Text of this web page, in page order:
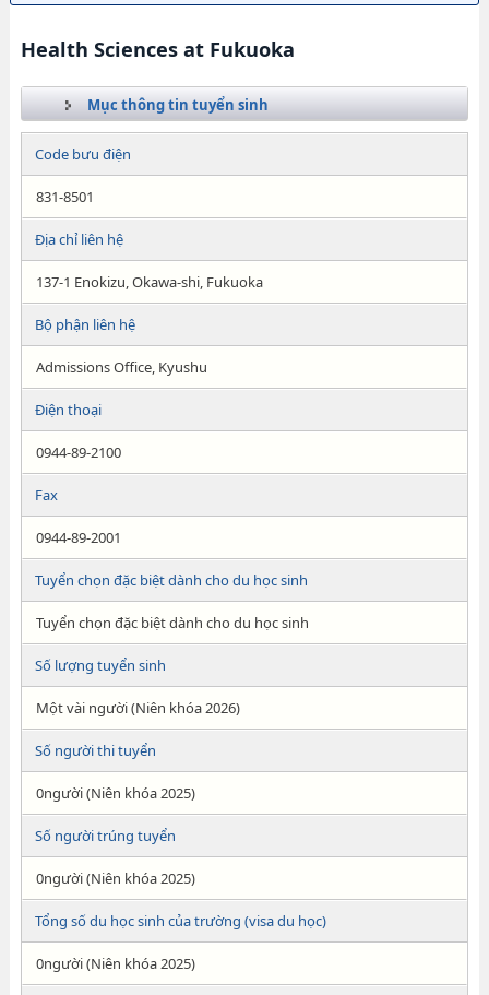
Health Sciences at Fukuoka
Mục thông tin tuyển sinh
Code bưu điện
831-8501
Địa chỉ liên hệ
137-1 Enokizu, Okawa-shi, Fukuoka
Bộ phận liên hệ
Admissions Office, Kyushu
Điện thoại
0944-89-2100
Fax
0944-89-2001
Tuyển chọn đặc biệt dành cho du học sinh
Tuyển chọn đặc biệt dành cho du học sinh
Số lượng tuyển sinh
Một vài người (Niên khóa 2026)
Số người thi tuyển
0người (Niên khóa 2025)
Số người trúng tuyển
0người (Niên khóa 2025)
Tổng số du học sinh của trường (visa du học)
0người (Niên khóa 2025)